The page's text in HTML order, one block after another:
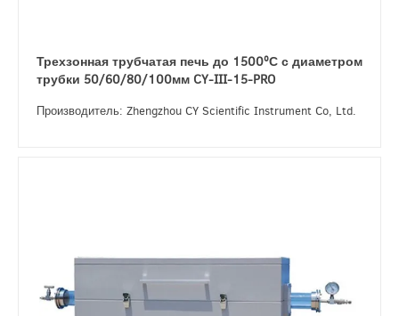
Трехзонная трубчатая печь до 1500ºС с диаметром
трубки 50/60/80/100мм CY-III-15-PRO
Производитель: Zhengzhou CY Scientific Instrument Co, Ltd.